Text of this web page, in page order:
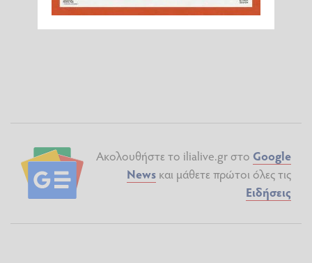
Ακολουθήστε το ilialive.gr στο Google
News και μάθετε πρώτοι όλες τις
Ειδήσεις